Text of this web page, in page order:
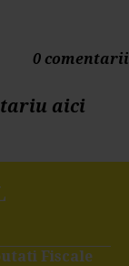
0 comentarii
aici
Fiscale